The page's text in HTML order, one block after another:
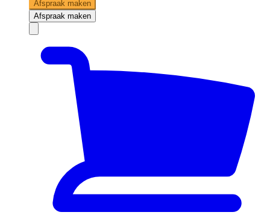
Afspraak maken
Afspraak maken